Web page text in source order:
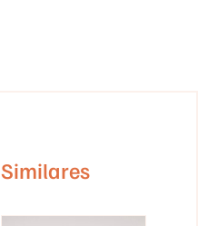
Similares